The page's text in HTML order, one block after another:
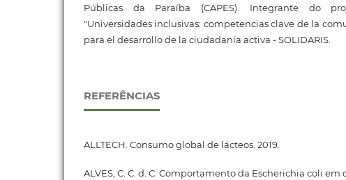
Públicas da Paraíba (CAPES). Integrante do
"Universidades inclusivas: competencias clave de la
para el desarrollo de la ciudadanía activa - SOLIDARIS.
REFERÊNCIAS
ALLTECH. Consumo global de lácteos. 2019.
ALVES, C. C. d. C. Comportamento da Escherichia coli em